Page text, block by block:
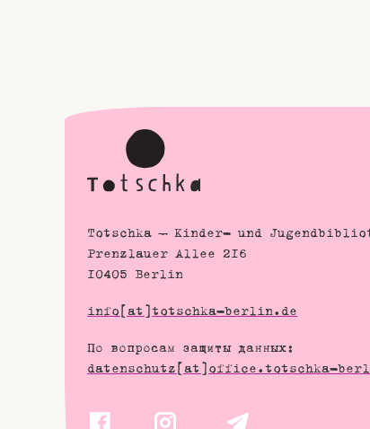
Totschka – Kinder- und
Prenzlauer Allee 216
10405 Berlin
info[at]totschka-berlin.de
По вопросам защиты данных:
datenschutz[at]office.totschka-